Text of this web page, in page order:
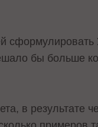
бы больше
в результате